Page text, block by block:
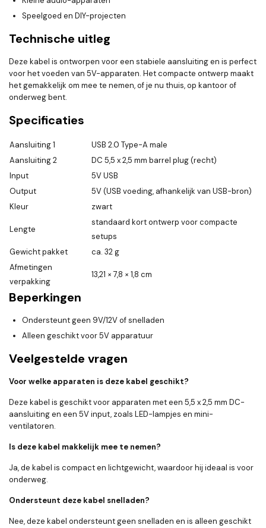
Speelgoed en DIY-projecten
Technische uitleg
Deze kabel is ontworpen voor een stabiele aansluiting en is perfect
voor het voeden van 5V-apparaten. Het compacte ontwerp maakt
het gemakkelijk om mee te nemen, of je nu thuis, op kantoor of
onderweg bent.
Specificaties
Aansluiting 1
USB 2.0 Type-A male
Aansluiting 2
DC 5,5 x 2,5 mm barrel plug (recht)
Input
5V USB
Output
5V (USB voeding, afhankelijk van USB-bron)
Kleur
zwart
Lengte
standaard kort ontwerp voor compacte
setups
Gewicht pakket
ca. 32 g
Afmetingen
verpakking
13,21 × 7,8 × 1,8 cm
Beperkingen
Ondersteunt geen 9V/12V of snelladen
Alleen geschikt voor 5V apparatuur
Veelgestelde vragen
Voor welke apparaten is deze kabel geschikt?
Deze kabel is geschikt voor apparaten met een 5,5 x 2,5 mm DC-
aansluiting en een 5V input, zoals LED-lampjes en mini-
ventilatoren.
Is deze kabel makkelijk mee te nemen?
Ja, de kabel is compact en lichtgewicht, waardoor hij ideaal is voor
onderweg.
Ondersteunt deze kabel snelladen?
Nee, deze kabel ondersteunt geen snelladen en is alleen geschikt